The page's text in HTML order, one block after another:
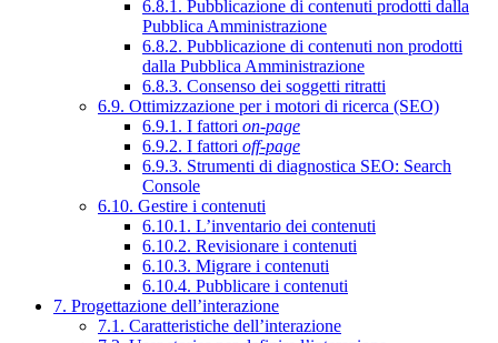
6.8.1. Pubblicazione di contenuti prodotti dalla
Pubblica Amministrazione
6.8.2. Pubblicazione di contenuti non prodotti
dalla Pubblica Amministrazione
6.8.3. Consenso dei soggetti ritratti
6.9. Ottimizzazione per i motori di ricerca (SEO)
6.9.1. I fattori on-page
6.9.2. I fattori off-page
6.9.3. Strumenti di diagnostica SEO: Search
Console
6.10. Gestire i contenuti
6.10.1. L’inventario dei contenuti
6.10.2. Revisionare i contenuti
6.10.3. Migrare i contenuti
6.10.4. Pubblicare i contenuti
7. Progettazione dell’interazione
7.1. Caratteristiche dell’interazione